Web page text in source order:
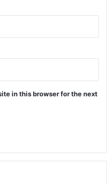
in this browser for the next